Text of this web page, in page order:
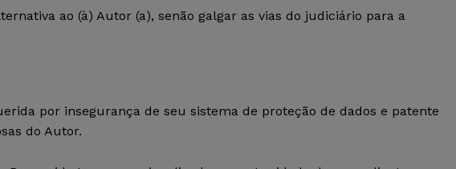
ao (à) Autor (a), senão galgar as vias do judiciário para a
por insegurança de seu sistema de proteção de dados e patente
do Autor.